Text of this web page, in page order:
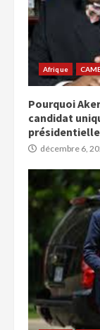
Afrique
Pourquoi
candidat
décembre 6,